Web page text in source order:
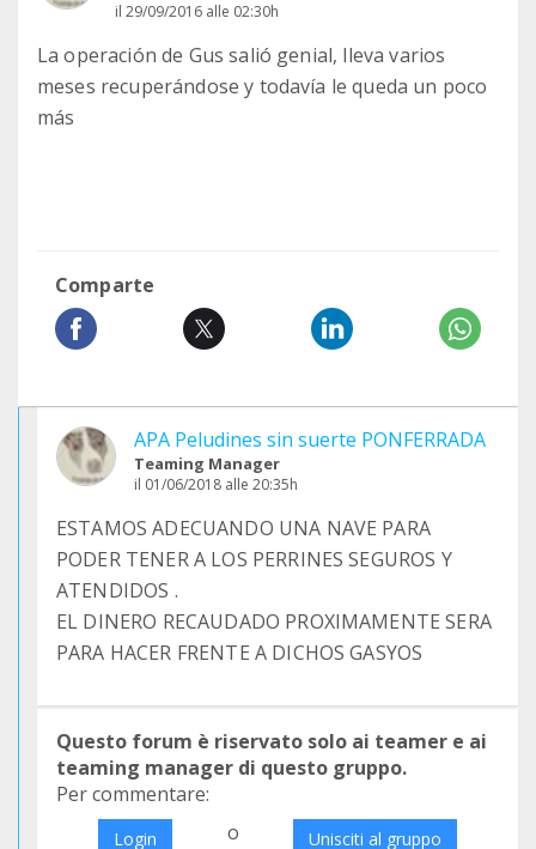
il 29/09/2016 alle 02:30h
La operación de Gus salió genial, lleva varios
meses recuperándose y todavía le queda un poco
más
Comparte
APA Peludines sin suerte PONFERRADA
Teaming Manager
il 01/06/2018 alle 20:35h
ESTAMOS ADECUANDO UNA NAVE PARA
PODER TENER A LOS PERRINES SEGUROS Y
ATENDIDOS .
EL DINERO RECAUDADO PROXIMAMENTE SERA
PARA HACER FRENTE A DICHOS GASYOS
Questo forum è riservato solo ai teamer e ai
teaming manager di questo gruppo.
Per commentare:
Login o Unisciti al gruppo